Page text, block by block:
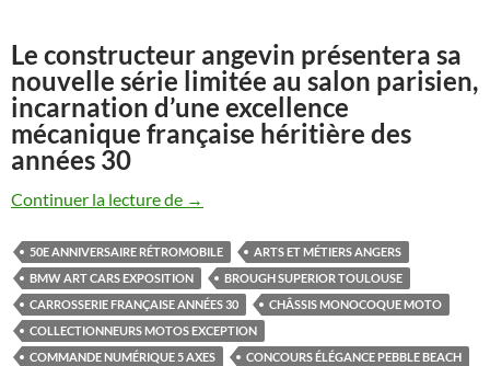
Le constructeur angevin présentera sa
nouvelle série limitée au salon parisien,
incarnation d’une excellence
mécanique française héritière des
années 30
Continuer la lecture de Midual Type 1 Série 3 : la manufacture
→
50E ANNIVERSAIRE RÉTROMOBILE
ARTS ET MÉTIERS ANGERS
BMW ART CARS EXPOSITION
BROUGH SUPERIOR TOULOUSE
CARROSSERIE FRANÇAISE ANNÉES 30
CHÂSSIS MONOCOQUE MOTO
COLLECTIONNEURS MOTOS EXCEPTION
COMMANDE NUMÉRIQUE 5 AXES
CONCOURS ÉLÉGANCE PEBBLE BEACH